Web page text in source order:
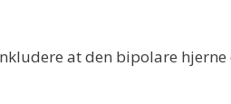
at den bipolare